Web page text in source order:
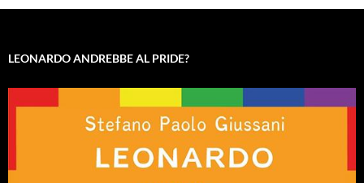
LEONARDO ANDREBBE AL PRIDE?